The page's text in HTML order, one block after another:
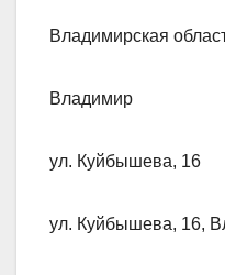
Владимирская
Владимир
ул. Куйбышева, 16
ул. Куйбышева, 16,